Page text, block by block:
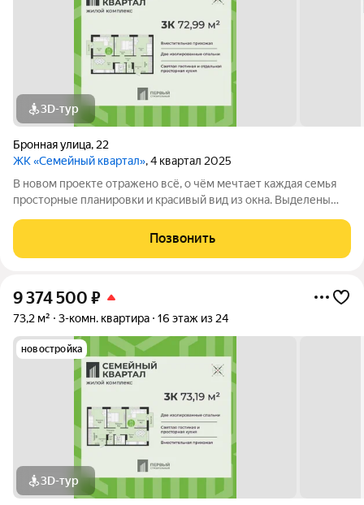
3D-тур
Бронная улица, 22
ЖК «Семейный квартал», 4 квартал 2025
В новом проекте отражено всё, о чём мечтает каждая семья
просторные планировки и красивый вид из окна. Выделены
уютная придомовая территория, где каждому найдётся место,
а также приятная
Позвонить
9 374 500 ₽
73,2 м² 3-комн. квартира 16 этаж из 24
новостройка
3D-тур